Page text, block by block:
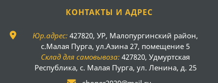
КОНТАКТЫ И АДРЕС
Юр.адрес: 427820, УР, Малопургинский район,
с.Малая Пурга, ул.Азина 27, помещение 5
Склад для самовывоза: 427820, Удмуртская
Республика, с. Малая Пурга, ул. Ленина, д. 25